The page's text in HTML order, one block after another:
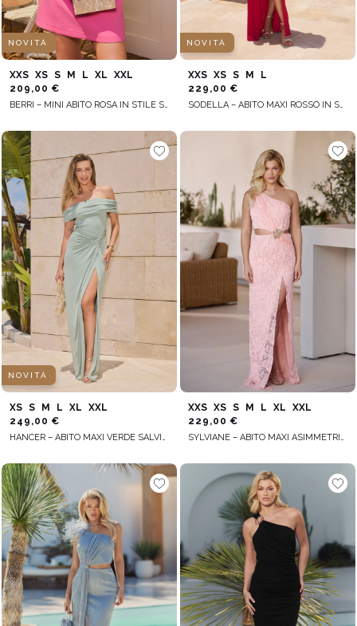
NOVITÀ
XXS XS S M L XL
XXL
209,00 €
BERRI – MINI ABITO ROSA IN STILE SPAGNOLO
NOVITÀ
XXS XS S M
L
229,00 €
SODELLA – ABITO MAXI ROSSO IN STILE SPAGNOLO
NOVITÀ
XS S M L XL
XXL
249,00 €
HANCER – ABITO MAXI VERDE SALVIA CON DETTAGLIO INTRECCIATO DECORATIVO
XXS XS S M L XL
XXL
229,00 €
SYLVIANE – ABITO MAXI ASIMMETRICO IN TONALITÀ SALMONE